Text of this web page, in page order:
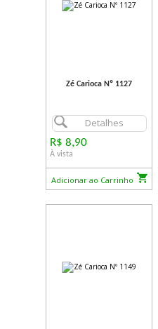
Zé Carioca Nº 1127
Detalhes
R$ 8,90
À vista
Adicionar ao Carrinho